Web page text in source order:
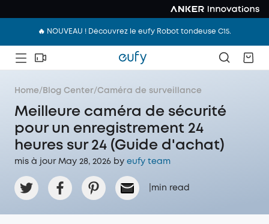
🔥 NOUVEAU ! Découvrez le eufy Robot tondeuse C15.
Home/ Blog Center/Caméra de surveillance
Meilleure caméra de sécurité
pour un enregistrement 24
heures sur 24 (Guide d'achat)
mis à jour May 28, 2026 by eufy team
min read